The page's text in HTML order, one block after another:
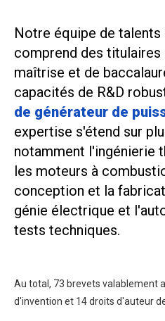
Notre équipe de talents
comprend des
maîtrise et de
capacités de R&D
de générateur de
expertise s'étend sur
notamment l'ingénierie
les moteurs à
conception et la
génie électrique et
tests techniques.
Au total, 73 brevets valablement
d'invention et 14 droits d'auteur